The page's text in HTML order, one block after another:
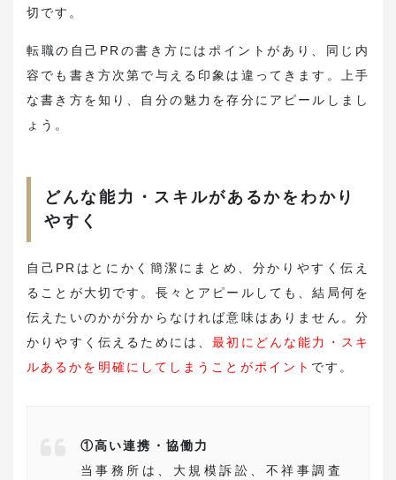
切です。
転職の自己PRの書き方にはポイントがあり、同じ内
容でも書き方次第で与える印象は違ってきます。上手
な書き方を知り、自分の魅力を存分にアピールしまし
ょう。
どんな能力・スキルがあるかをわかり
やすく
自己PRはとにかく簡潔にまとめ、分かりやすく伝え
ることが大切です。長々とアピールしても、結局何を
伝えたいのかが分からなければ意味はありません。分
かりやすく伝えるためには、最初にどんな能力・スキ
ルあるかを明確にしてしまうことがポイント です。
①高い連携・協働力
当事務所は、大規模訴訟、不祥事調査